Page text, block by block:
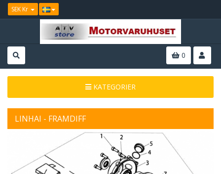
SEK Kr
0
KATEGORIER
LINHAI - FRAMDIFF